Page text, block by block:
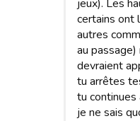
jeux). Les
certains ont
autres
au
devraient
tu arrêtes
tu
je ne sais